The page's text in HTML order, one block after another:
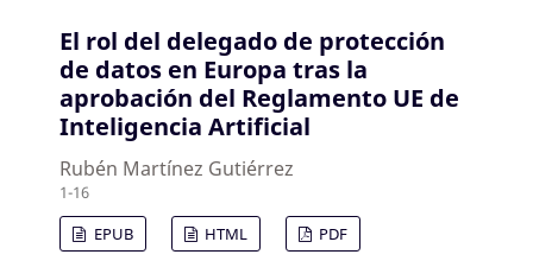
El rol del delegado de protección
de datos en Europa tras la
aprobación del Reglamento UE de
Inteligencia Artificial
Rubén Martínez Gutiérrez
1-16
EPUB
HTML PDF